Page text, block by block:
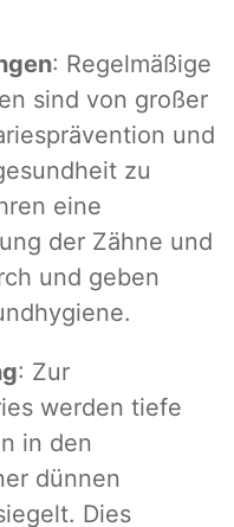
: Regelmäßige
sind von großer
und
zu
eine
der Zähne und
und geben
: Zur
werden tiefe
in den
dünnen
Dies